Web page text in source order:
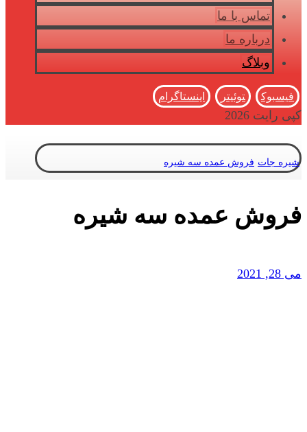
تماس با ما
درباره ما
وبلاگ
فیسبوک توئیتر اینستاگرام
کپی رایت 2026
شیره جات فروش عمده سه شیره
فروش عمده سه شیره
می 28, 2021